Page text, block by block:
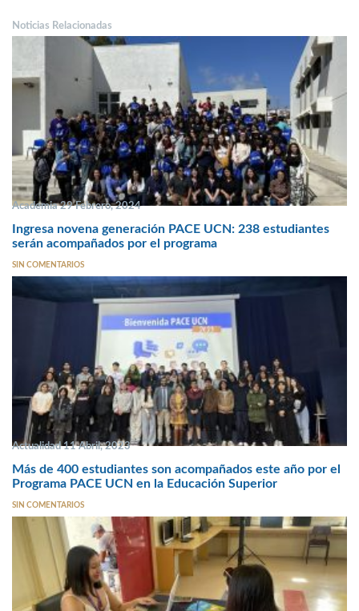
Noticias Relacionadas
Academia 29 Febrero, 2024
Ingresa novena generación PACE UCN: 238 estudiantes
serán acompañados por el programa
SIN COMENTARIOS
Actualidad 11 Abril, 2023
Más de 400 estudiantes son acompañados este año por el
Programa PACE UCN en la Educación Superior
SIN COMENTARIOS